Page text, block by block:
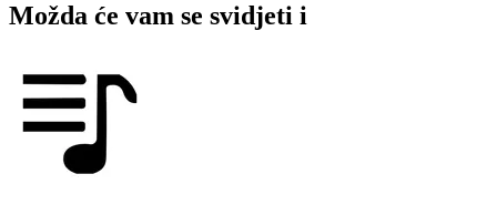
Možda će vam se svidjeti i